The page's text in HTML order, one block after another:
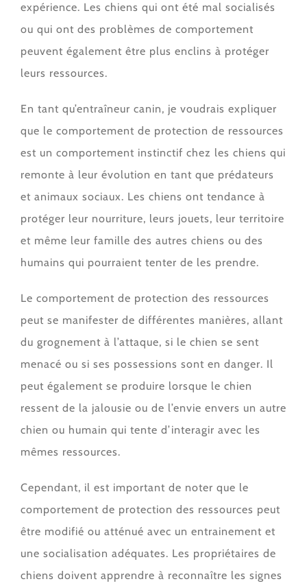
expérience. Les chiens qui ont été mal socialisés
ou qui ont des problèmes de comportement
peuvent également être plus enclins à protéger
leurs ressources.
En tant qu’entraîneur canin, je voudrais expliquer
que le comportement de protection de ressources
est un comportement instinctif chez les chiens qui
remonte à leur évolution en tant que prédateurs
et animaux sociaux. Les chiens ont tendance à
protéger leur nourriture, leurs jouets, leur territoire
et même leur famille des autres chiens ou des
humains qui pourraient tenter de les prendre.
Le comportement de protection des ressources
peut se manifester de différentes manières, allant
du grognement à l’attaque, si le chien se sent
menacé ou si ses possessions sont en danger. Il
peut également se produire lorsque le chien
ressent de la jalousie ou de l’envie envers un autre
chien ou humain qui tente d’interagir avec les
mêmes ressources.
Cependant, il est important de noter que le
comportement de protection des ressources peut
être modifié ou atténué avec un entrainement et
une socialisation adéquates. Les propriétaires de
chiens doivent apprendre à reconnaître les signes